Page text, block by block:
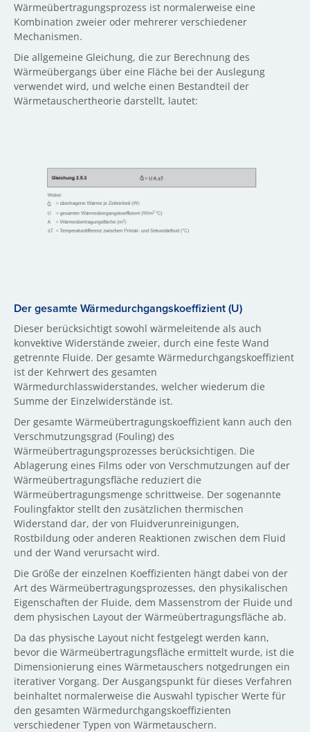
Wärmeübertragungsprozess ist normalerweise eine
Kombination zweier oder mehrerer verschiedener
Mechanismen.
Die allgemeine Gleichung, die zur Berechnung des
Wärmeübergangs über eine Fläche bei der Auslegung
verwendet wird, und welche einen Bestandteil der
Wärmetauschertheorie darstellt, lautet:
Der gesamte Wärmedurchgangskoeffizient (U)
Dieser berücksichtigt sowohl wärmeleitende als auch
konvektive Widerstände zweier, durch eine feste Wand
getrennte Fluide. Der gesamte Wärmedurchgangskoeffizient
ist der Kehrwert des gesamten
Wärmedurchlasswiderstandes, welcher wiederum die
Summe der Einzelwiderstände ist.
Der gesamte Wärmeübertragungskoeffizient kann auch den
Verschmutzungsgrad (Fouling) des
Wärmeübertragungsprozesses berücksichtigen. Die
Ablagerung eines Films oder von Verschmutzungen auf der
Wärmeübertragungsfläche reduziert die
Wärmeübertragungsmenge schrittweise. Der sogenannte
Foulingfaktor stellt den zusätzlichen thermischen
Widerstand dar, der von Fluidverunreinigungen,
Rostbildung oder anderen Reaktionen zwischen dem Fluid
und der Wand verursacht wird.
Die Größe der einzelnen Koeffizienten hängt dabei von der
Art des Wärmeübertragungsprozesses, den physikalischen
Eigenschaften der Fluide, dem Massenstrom der Fluide und
dem physischen Layout der Wärmeübertragungsfläche ab.
Da das physische Layout nicht festgelegt werden kann,
bevor die Wärmeübertragungsfläche ermittelt wurde, ist die
Dimensionierung eines Wärmetauschers notgedrungen ein
iterativer Vorgang. Der Ausgangspunkt für dieses Verfahren
beinhaltet normalerweise die Auswahl typischer Werte für
den gesamten Wärmedurchgangskoeffizienten
verschiedener Typen von Wärmetauschern.